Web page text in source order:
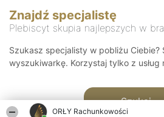
ORŁY Rachunkowości
Znajdź specjalistę
Plebiscyt skupia najlepszych w
Szukasz specjalisty w pobliżu Ciebie?
wyszukiwarkę. Korzystaj tylko z usług
Szukaj